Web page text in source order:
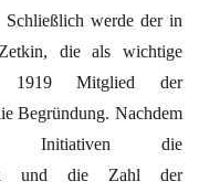
werde der in
die als wichtige
Mitglied der
Begründung. Nachdem
Initiativen die
und die Zahl der